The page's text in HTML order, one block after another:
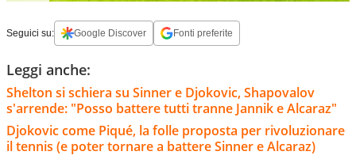
Seguici su: Google Discover Fonti preferite
Leggi anche:
Shelton si schiera su Sinner e Djokovic, Shapovalov
s'arrende: "Posso battere tutti tranne Jannik e Alcaraz"
Djokovic come Piqué, la folle proposta per rivoluzionare
il tennis (e poter tornare a battere Sinner e Alcaraz)